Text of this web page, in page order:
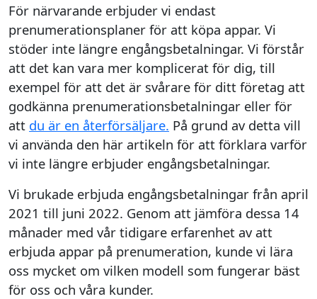
För närvarande erbjuder vi endast
prenumerationsplaner för att köpa appar. Vi
stöder inte längre engångsbetalningar. Vi förstår
att det kan vara mer komplicerat för dig, till
exempel för att det är svårare för ditt företag att
godkänna prenumerationsbetalningar eller för
att du är en återförsäljare. På grund av detta vill
vi använda den här artikeln för att förklara varför
vi inte längre erbjuder engångsbetalningar.
Vi brukade erbjuda engångsbetalningar från april
2021 till juni 2022. Genom att jämföra dessa 14
månader med vår tidigare erfarenhet av att
erbjuda appar på prenumeration, kunde vi lära
oss mycket om vilken modell som fungerar bäst
för oss och våra kunder.